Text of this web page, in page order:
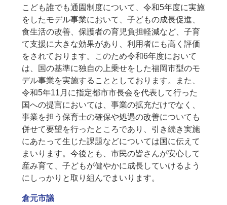
こども誰でも通園制度について、令和5年度に実施
をしたモデル事業において、子どもの成長促進、
食生活の改善、保護者の育児負担軽減など、子育
て支援に大きな効果があり、利用者にも高く評価
をされております。このため令和6年度において
は、国の基準に独自の上乗せをした福岡市型のモ
デル事業を実施することとしております。また、
令和5年11月に指定都市市長会を代表して行った
国への提言においては、事業の拡充だけでなく、
事業を担う保育士の確保や処遇の改善についても
併せて要望を行ったところであり、引き続き実施
にあたって生じた課題などについては国に伝えて
まいります。今後とも、市民の皆さんが安心して
産み育て、子どもが健やかに成長していけるよう
にしっかりと取り組んでまいります。
倉元市議